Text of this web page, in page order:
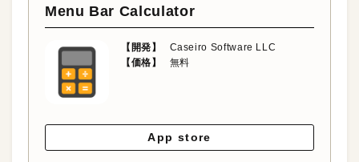
Menu Bar Calculator
【開発】
Caseiro Software LLC
【価格】
無料
App store